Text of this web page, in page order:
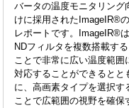
バータの温度モニタリング
けに採用されたImageIR®の
レポートです。ImageIR®は
NDフィルタを複数搭載する
ことで非常に広い温度範囲
対応することができるとと
に、高画素タイプを選択す
ことで広範囲の視野を確保